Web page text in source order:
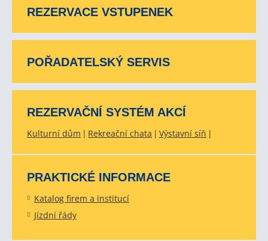
REZERVACE VSTUPENEK
POŘADATELSKÝ SERVIS
REZERVAČNÍ SYSTÉM AKCÍ
Kulturní dům Rekreační chata Výstavní síň
PRAKTICKÉ INFORMACE
Katalog firem a institucí
Jízdní řády